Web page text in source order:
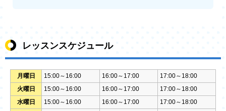
レッスンスケジュール
月曜日 15:00～16:00 16:00～17:00
17:00～18:00
火曜日
15:00～16:00 16:00～17:00
17:00～18:00
水曜日
15:00～16:00 16:00～17:00
17:00～18:00